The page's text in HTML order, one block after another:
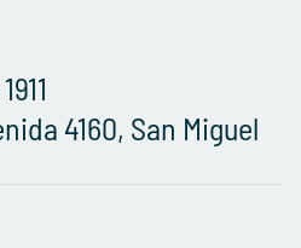
4160, San Miguel